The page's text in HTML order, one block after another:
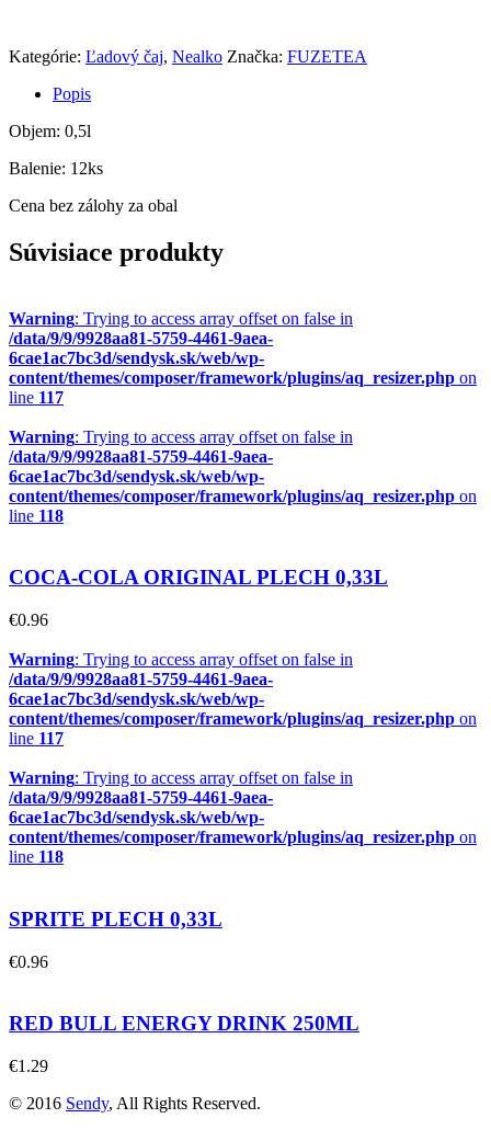
Kategórie: Ľadový čaj, Nealko Značka: FUZETEA
Popis
Objem: 0,5l
Balenie: 12ks
Cena bez zálohy za obal
Súvisiace produkty
Warning: Trying to access array offset on false in
/data/9/9/9928aa81-5759-4461-9aea-
6cae1ac7bc3d/sendysk.sk/web/wp-
content/themes/composer/framework/plugins/aq_resizer.php on
line 117
Warning: Trying to access array offset on false in
/data/9/9/9928aa81-5759-4461-9aea-
6cae1ac7bc3d/sendysk.sk/web/wp-
content/themes/composer/framework/plugins/aq_resizer.php on
line 118
COCA-COLA ORIGINAL PLECH 0,33L
€0.96
Warning: Trying to access array offset on false in
/data/9/9/9928aa81-5759-4461-9aea-
6cae1ac7bc3d/sendysk.sk/web/wp-
content/themes/composer/framework/plugins/aq_resizer.php on
line 117
Warning: Trying to access array offset on false in
/data/9/9/9928aa81-5759-4461-9aea-
6cae1ac7bc3d/sendysk.sk/web/wp-
content/themes/composer/framework/plugins/aq_resizer.php on
line 118
SPRITE PLECH 0,33L
€0.96
RED BULL ENERGY DRINK 250ML
€1.29
© 2016 Sendy, All Rights Reserved.